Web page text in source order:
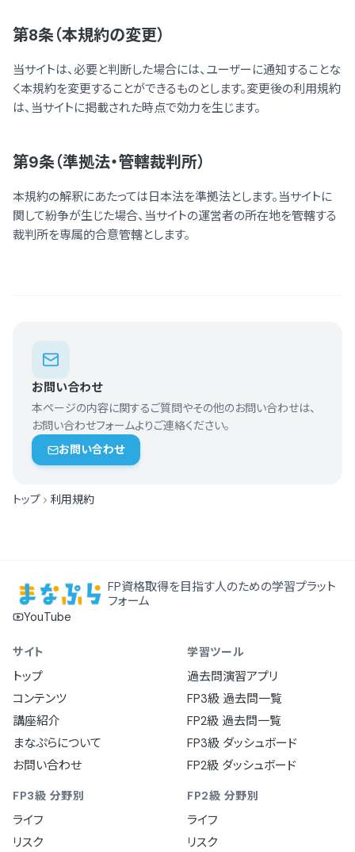
第8条（本規約の変更）
当サイトは、必要と判断した場合には、ユーザーに通知することな
く本規約を変更することができるものとします。変更後の利用規約
は、当サイトに掲載された時点で効力を生じます。
第9条（準拠法・管轄裁判所）
本規約の解釈にあたっては日本法を準拠法とします。当サイトに
関して紛争が生じた場合、当サイトの運営者の所在地を管轄する
裁判所を専属的合意管轄とします。
お問い合わせ
本ページの内容に関するご質問やその他のお問い合わせは、
お問い合わせフォームよりご連絡ください。
お問い合わせ
トップ 利用規約
FP資格取得を目指す人のための学習プラット
フォーム
YouTube
サイト
トップ
コンテンツ
講座紹介
まなぷらについて
お問い合わせ
学習ツール
過去問演習アプリ
FP3級 過去問一覧
FP2級 過去問一覧
FP3級 ダッシュボード
FP2級 ダッシュボード
FP3級 分野別
ライフ
リスク
FP2級 分野別
ライフ
リスク